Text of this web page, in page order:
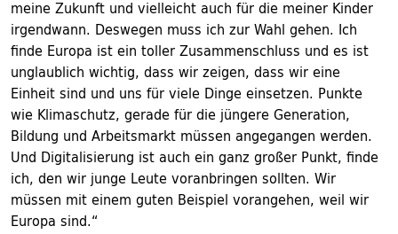
meine Zukunft und vielleicht auch für die meiner Kinder
irgendwann. Deswegen muss ich zur Wahl gehen. Ich
finde Europa ist ein toller Zusammenschluss und es ist
unglaublich wichtig, dass wir zeigen, dass wir eine
Einheit sind und uns für viele Dinge einsetzen. Punkte
wie Klimaschutz, gerade für die jüngere ­Generation,
Bildung und Arbeitsmarkt müssen angegangen werden.
Und Digitalisierung ist auch ein ganz großer Punkt, finde
ich, den wir junge Leute voranbringen sollten. Wir
müssen mit einem guten Beispiel vorangehen, weil wir
Europa sind.“